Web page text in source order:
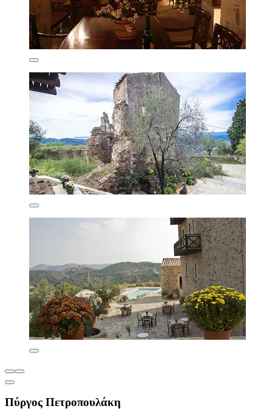
Πύργος Πετροπουλάκη